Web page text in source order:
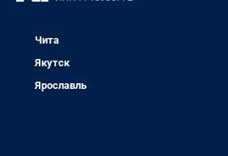
Чита
Якутск
Ярославль